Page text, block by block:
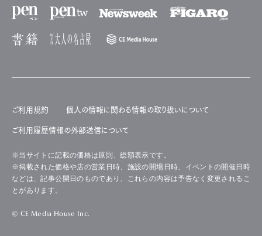
ご利用規約 個人の情報に関わる情報の取り扱いについて
ご利用履歴情報の外部送信について
※当サイトに記載の価格は原則、総額表示です。
※掲載された価格や店の営業日時、施設の開場日時、イベントの開催日時
などは、記事公開日のものであり、これらの内容は予告なく変更されるこ
とがあります。
© CE Media House Inc.